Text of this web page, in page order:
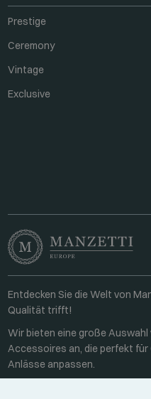
Prestige
Ceremony
Vintage
Exclusive
Entdecken Sie die Welt von
Qualität trifft!
Wir bieten eine große
Accessoires an, die perfekt
Anlässe anpassen.